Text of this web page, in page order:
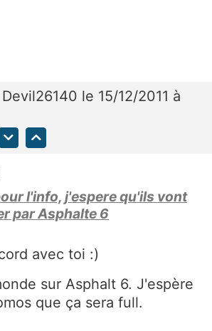
Devil26140 le 15/12/2011 à
l'info, j'espere qu'ils vont
par Asphalte 6
avec toi :)
sur Asphalt 6. J'espère
que ça sera full.